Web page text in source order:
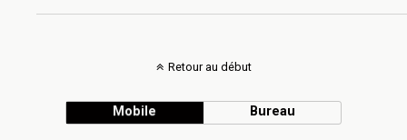
Retour au début
Mobile Bureau